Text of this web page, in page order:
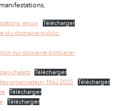
Télécharger
du-domaine-public-
sur-domaine-portuaire-
chalets
Télécharger
organisateur- MàJ 2025
Télécharger
Télécharger
Télécharger